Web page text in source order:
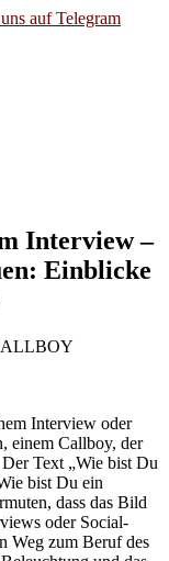
Interview –
Einblicke